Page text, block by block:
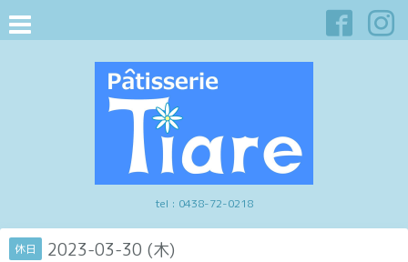
tel : 0438-72-0218
休日 2023-03-30 (木)